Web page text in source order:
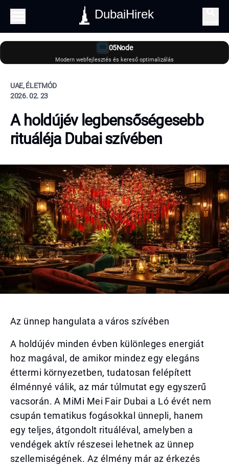
DubaiHirek
05Node
Modern webfejlesztés és kereső optimalizálás
UAE, ÉLETMÓD
2026. 02. 23
A holdújév legbensőségesebb
rituáléja Dubai szívében
Az ünnep hangulata a város szívében
A holdújév minden évben különleges energiát
hoz magával, de amikor mindez egy elegáns
éttermi környezetben, tudatosan felépített
élménnyé válik, az már túlmutat egy egyszerű
vacsorán. A MiMi Mei Fair Dubai a Ló évét nem
csupán tematikus fogásokkal ünnepli, hanem
egy teljes, átgondolt rituáléval, amelyben a
vendégek aktív részesei lehetnek az ünnep
szellemiségének. Az élmény már az érkezés